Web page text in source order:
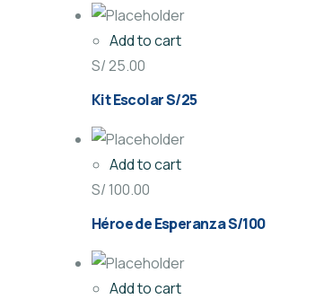
Add to cart
S/25.00
Kit Escolar S/25
Add to cart
S/ 100.00
Héroe de Esperanza S/100
Add to cart